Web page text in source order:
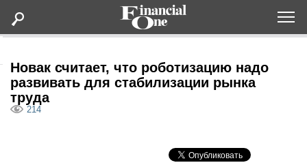
Новак считает, что роботизацию надо
развивать для стабилизации рынка
труда
214